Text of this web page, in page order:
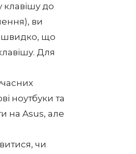
клавішу до
ви
швидко, що
Для
ноутбуки та
на Asus, але
чи